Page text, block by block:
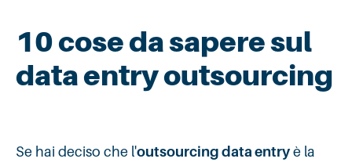
10 cose da sapere sul
data entry outsourcing
Se hai deciso che l'outsourcing data entry è la